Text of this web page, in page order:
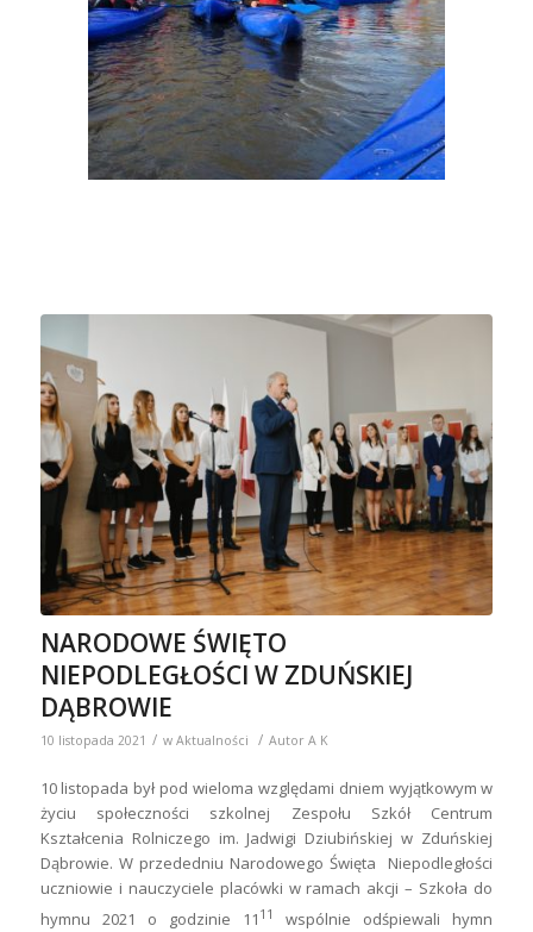
NARODOWE ŚWIĘTO
NIEPODLEGŁOŚCI W ZDUŃSKIEJ
DĄBROWIE
10 listopada 2021 / w Aktualności / Autor A K
10 listopada był pod wieloma względami dniem wyjątkowym w
życiu społeczności szkolnej Zespołu Szkół Centrum
Kształcenia Rolniczego im. Jadwigi Dziubińskiej w Zduńskiej
Dąbrowie. W przededniu Narodowego Święta Niepodległości
uczniowie i nauczyciele placówki w ramach akcji – Szkoła do
hymnu 2021 o godzinie 11 11
wspólnie odśpiewali hymn